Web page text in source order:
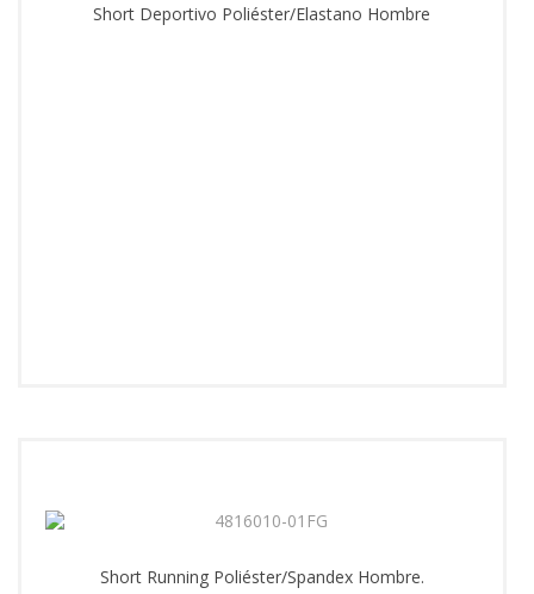
Short Deportivo Poliéster/Elastano Hombre
Short Running Poliéster/Spandex Hombre.